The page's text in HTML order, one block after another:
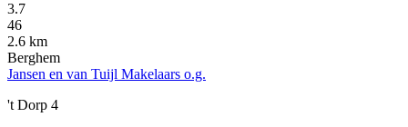
3.7
46
2.6 km
Berghem
Jansen en van Tuijl Makelaars o.g.
't Dorp 4